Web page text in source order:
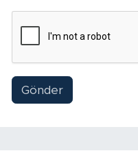
Gönder